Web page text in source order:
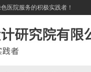
医院服务的积极实践者！